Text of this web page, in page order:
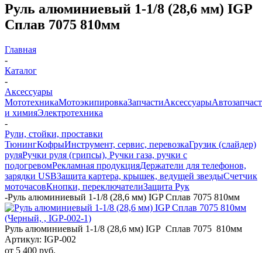
Руль алюминиевый 1-1/8 (28,6 мм) IGP
Сплав 7075 810мм
Главная
-
Каталог
-
Аксессуары
МототехникаМотоэкипировкаЗапчастиАксессуары
и химияЭлектротехника
-
Рули, стойки, проставки
ТюнингКофрыИнструмент, сервис, перевозкаГрузик (слайдер)
руляРучки руля (грипсы), Ручки газа, ручки с
подогревомРекламная продукцияДержатели для телефонов,
зарядки USBЗащита картера, крышек, ведущей звездыСчетчик
моточасовКнопки, переключателиЗащита Рук
-Руль алюминиевый 1-1/8 (28,6 мм) IGP Сплав 7075 810мм
Руль алюминиевый 1-1/8 (28,6 мм) IGP Сплав 7075 810мм
Артикул: IGP-002
от 5 400 руб.